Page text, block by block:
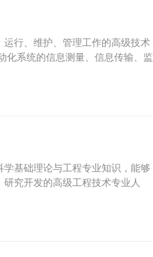
行、维护、管理工作的高级技术
化系统的信息测量、信息传输、监
基础理论与工程专业知识，能够
究开发的高级工程技术专业人